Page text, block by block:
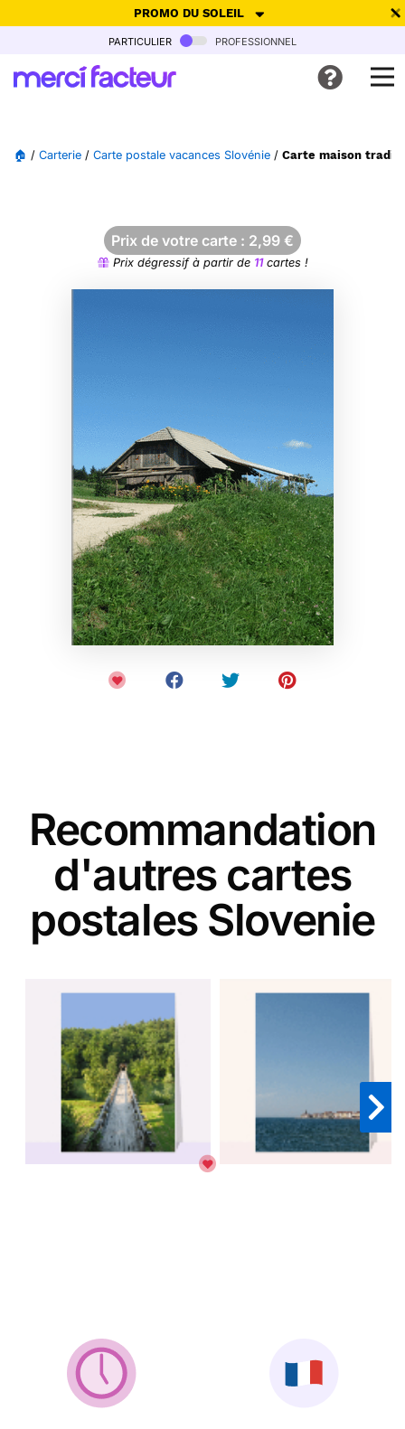
PROMO DU SOLEIL
-30% de réduction avec le code SUMMER26pour envoyer des
Ne plus afficher
particulier professionnel
🏠 / Carterie / Carte postale vacances Slovénie / Carte maison
Prix de votre carte : 2,99 €
Prix dégressif à partir de 11cartes !
Recommandation
d'autres cartes
postales Slovenie